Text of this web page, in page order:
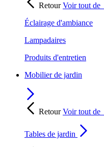
RetourVoir tout de
Éclairage d'ambiance
Lampadaires
Produits d'entretien
Mobilier de jardin
RetourVoir tout de
Tables de jardin